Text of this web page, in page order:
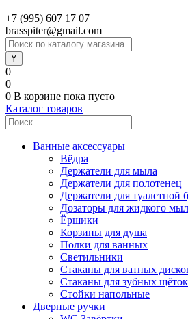
+7 (995) 607 17 07
brasspiter@gmail.com
0
0
0 В корзине пока пусто
Каталог товаров
Ванные аксессуары
Вёдра
Держатели для мыла
Держатели для полотенец
Держатели для туалетной
Дозаторы для жидкого
Ёршики
Корзины для душа
Полки для ванных
Светильники
Стаканы для ватных
Стаканы для зубных щёток
Стойки напольные
Дверные ручки